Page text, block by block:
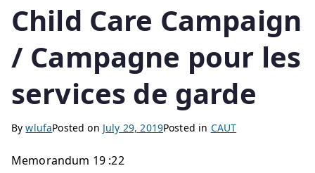
Child Care Campaign
/ Campagne pour les
services de garde
BywlufaPosted on July 29, 2019Posted in CAUT
Memorandum 19 :22